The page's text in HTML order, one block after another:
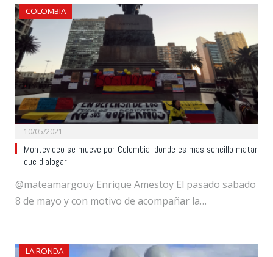
COLOMBIA
10/05/2021
Montevideo se mueve por Colombia: donde es mas sencillo matar
que dialogar
@mateamargouy Enrique Amestoy El pasado sabado
8 de mayo y con motivo de acompañar la…
LA RONDA